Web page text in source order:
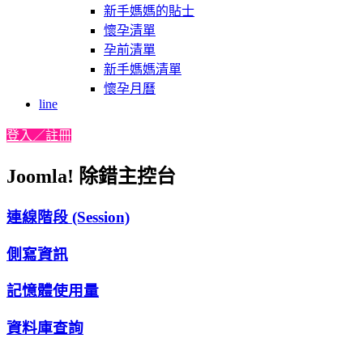
新手媽媽的貼士
懷孕清單
孕前清單
新手媽媽清單
懷孕月曆
line
登入／註冊
Joomla! 除錯主控台
連線階段 (Session)
側寫資訊
記憶體使用量
資料庫查詢